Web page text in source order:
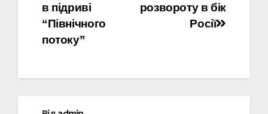
розвороту в бік
Росії
в підриві
“Північного
потоку”